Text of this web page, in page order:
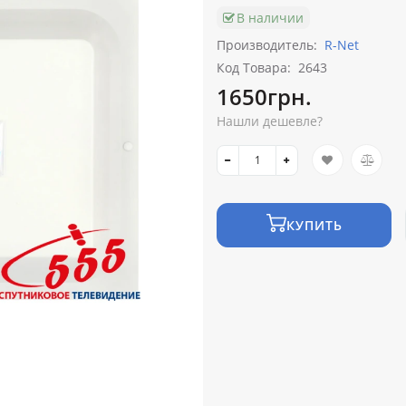
В наличии
Производитель: R-Net
Код Товара: 2643
1650грн.
Нашли дешевле?
КУПИТЬ